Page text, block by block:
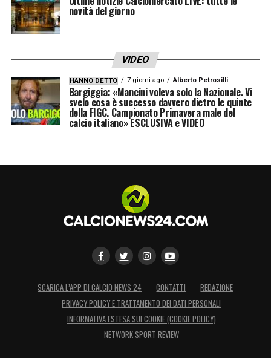
novità del giorno
VIDEO
HANNO DETTO 7 giorni ago Alberto Petrosilli
Bargiggia: «Mancini voleva solo la Nazionale. Vi
svelo cosa è successo davvero dietro le quinte
della FIGC. Campionato Primavera male del
calcio italiano» ESCLUSIVA e VIDEO
SCARICA L’APP DI CALCIO NEWS 24 CONTATTI
REDAZIONE
PRIVACY POLICY E TRATTAMENTO DEI DATI PERSONALI
INFORMATIVA ESTESA SUI COOKIE (COOKIE POLICY)
NETWORK SPORT REVIEW